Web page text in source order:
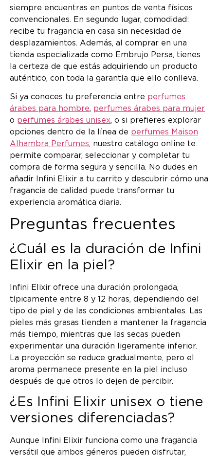
siempre encuentras en puntos de venta físicos
convencionales. En segundo lugar, comodidad:
recibe tu fragancia en casa sin necesidad de
desplazamientos. Además, al comprar en una
tienda especializada como Embrujo Persa, tienes
la certeza de que estás adquiriendo un producto
auténtico, con toda la garantía que ello conlleva.
Si ya conoces tu preferencia entre perfumes
árabes para hombre, perfumes árabes para mujer
o perfumes árabes unisex, o si prefieres explorar
opciones dentro de la línea de perfumes Maison
Alhambra Perfumes, nuestro catálogo online te
permite comparar, seleccionar y completar tu
compra de forma segura y sencilla. No dudes en
añadir Infini Elixir a tu carrito y descubrir cómo una
fragancia de calidad puede transformar tu
experiencia aromática diaria.
Preguntas frecuentes
¿Cuál es la duración de Infini
Elixir en la piel?
Infini Elixir ofrece una duración prolongada,
típicamente entre 8 y 12 horas, dependiendo del
tipo de piel y de las condiciones ambientales. Las
pieles más grasas tienden a mantener la fragancia
más tiempo, mientras que las secas pueden
experimentar una duración ligeramente inferior.
La proyección se reduce gradualmente, pero el
aroma permanece presente en la piel incluso
después de que otros lo dejen de percibir.
¿Es Infini Elixir unisex o tiene
versiones diferenciadas?
Aunque Infini Elixir funciona como una fragancia
versátil que ambos géneros pueden disfrutar,